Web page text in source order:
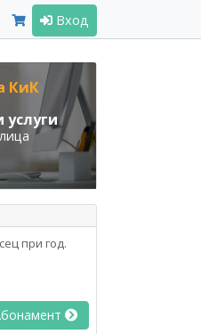
Вход
КиК
при год.